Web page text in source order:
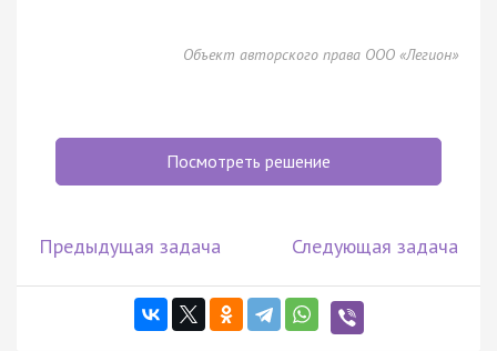
Объект авторского права ООО «Легион»
Посмотреть решение
Предыдущая задача Следующая задача